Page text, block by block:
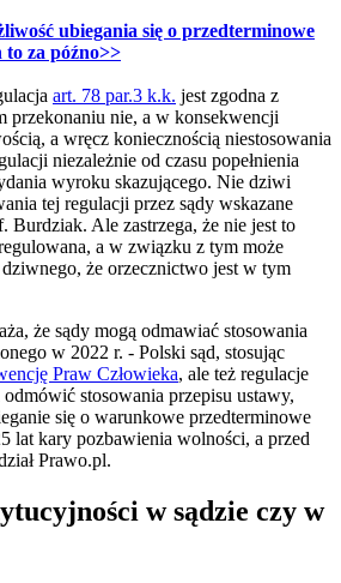
ubiegania się o przedterminowe
to za późno>>
art. 78 par.3 k.k. jest zgodna z
przekonaniu nie, a w konsekwencji
a wręcz koniecznością niestosowania
niezależnie od czasu popełnienia
wyroku skazującego. Nie dziwi
tej regulacji przez sądy wskazane
Burdziak. Ale zastrzega, że nie jest to
a w związku z tym może
że orzecznictwo jest w tym
że sądy mogą odmawiać stosowania
w 2022 r. - Polski sąd, stosując
Praw Człowieka, ale też regulacje
stosowania przepisu ustawy,
się o warunkowe przedterminowe
lat kary pozbawienia wolności, a przed
Prawo.pl.
w sądzie czy w